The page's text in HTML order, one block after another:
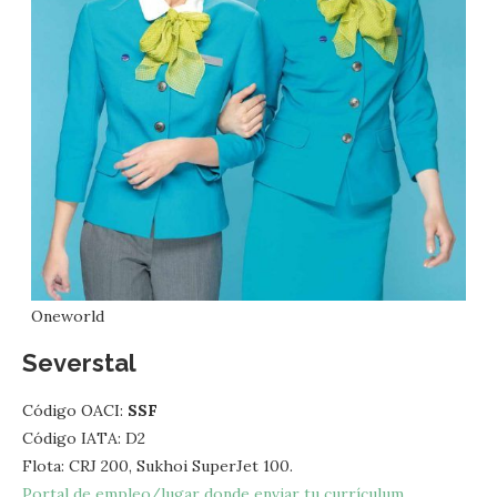
Oneworld
Severstal
Código OACI: SSF
Código IATA: D2
Flota: CRJ 200, Sukhoi SuperJet 100.